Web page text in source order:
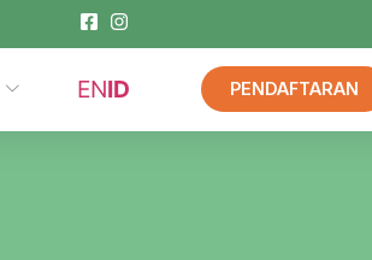
ENID PENDAFTARAN